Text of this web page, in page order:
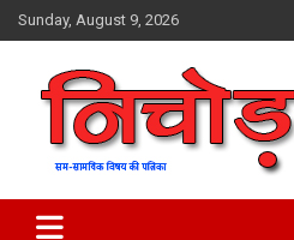
Skip
to
Sunday, August 9, 2026
Nichod